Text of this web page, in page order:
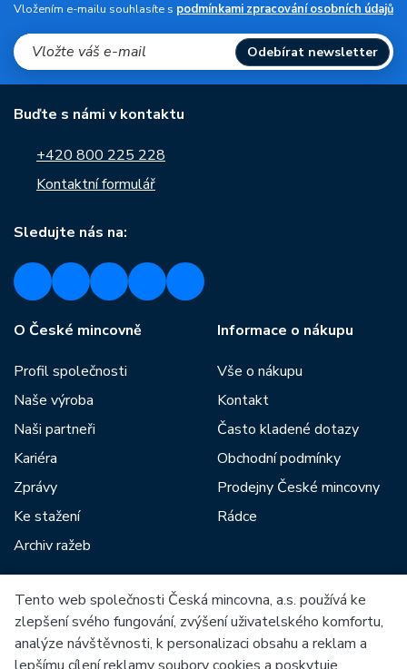
Vložením e-mailu souhlasíte s podmínkami zpracování osobních údajů
Odebírat newsletter
Buďte s námi v kontaktu
+420 800 225 228
Kontaktní formulář
Sledujte nás na:
O České mincovně
Profil společnosti
Naše výroba
Naši partneři
Kariéra
Zprávy
Ke stažení
Archiv ražeb
Informace o nákupu
Vše o nákupu
Kontakt
Často kladené dotazy
Obchodní podmínky
Prodejny České mincovny
Rádce
Mezi naše partnery patří:
Tento web společnosti Česká mincovna, a.s. používá ke
zlepšení svého fungování, zvýšení uživatelského komfortu,
analýze návštěvnosti, k personalizaci obsahu a reklam a